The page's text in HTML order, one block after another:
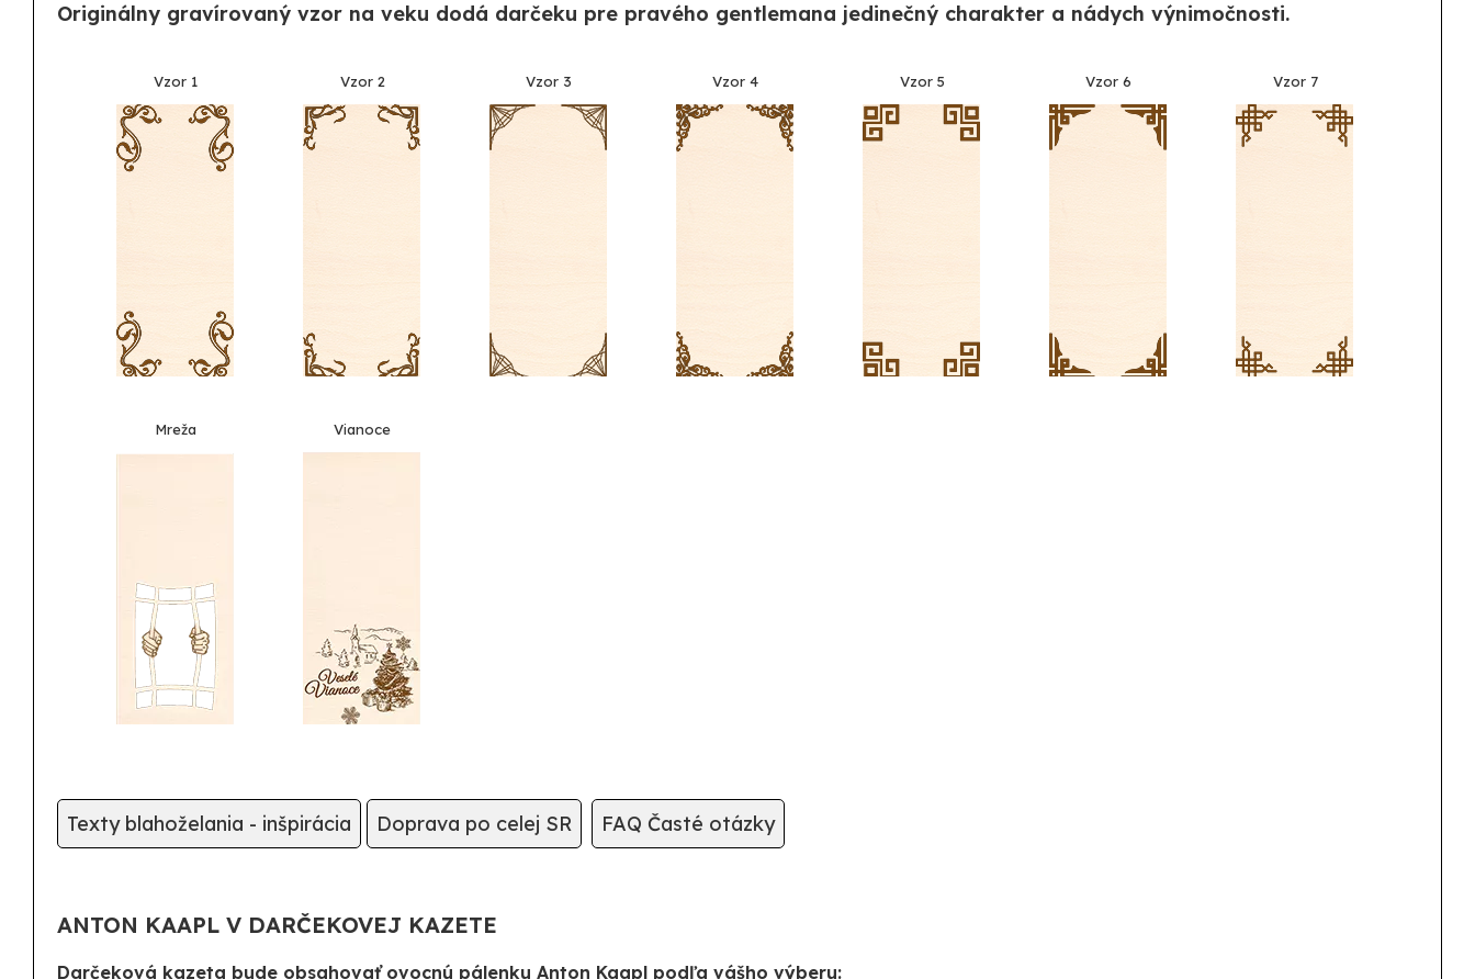
Originálny gravírovaný vzor na veku dodá darčeku pre pravého gentlemana jedinečný charakter a nádych výnimočnosti.
Vzor 1 Vzor 2 Vzor 3 Vzor 4 Vzor 5 Vzor 6 Vzor 7
Mreža Vianoce
Texty blahoželania - inšpirácia Doprava po celej SR FAQ Časté otázky
ANTON KAAPL V DARČEKOVEJ KAZETE
Darčeková kazeta bude obsahovať ovocnú pálenku Anton Kaapl podľa vášho výberu: